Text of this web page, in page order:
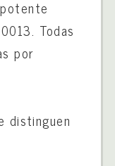
Todas
por
distinguen